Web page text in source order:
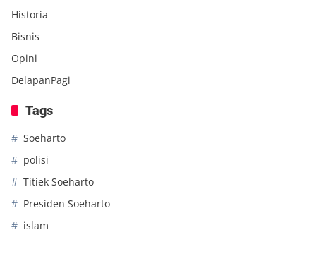
Historia
Bisnis
Opini
DelapanPagi
Tags
Soeharto
polisi
Titiek Soeharto
Presiden Soeharto
islam